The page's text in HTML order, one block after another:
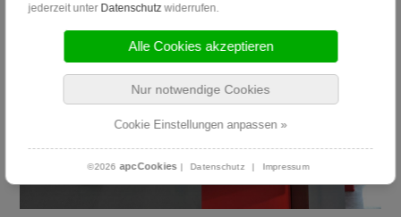
jederzeit unter Datenschutzwiderrufen.
Alle Cookies akzeptieren
Nur notwendige Cookies
Cookie Einstellungen anpassen »
©2026apcCookies| Datenschutz | Impressum